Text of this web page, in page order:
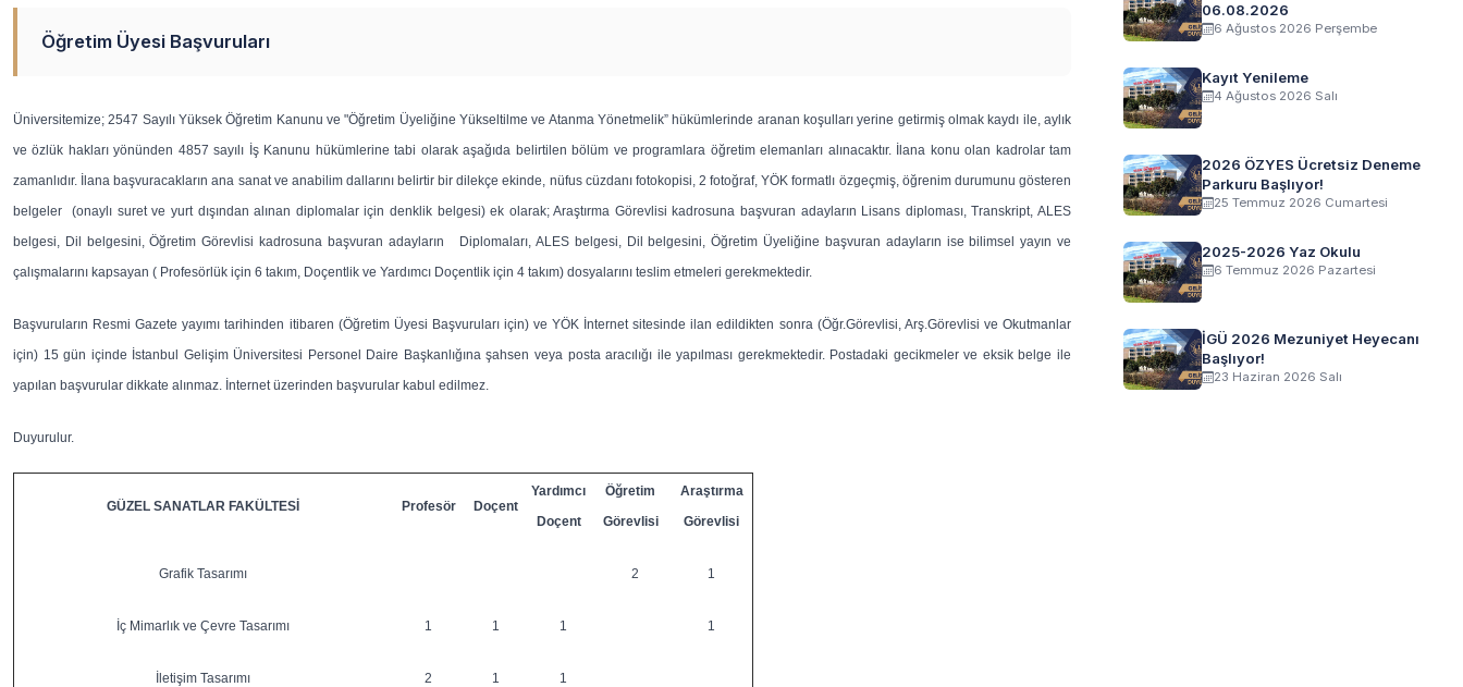
Öğretim Üyesi Başvuruları
Üniversitemize; 2547 Sayılı Yüksek Öğretim Kanunu ve "Öğretim Üyeliğine Yükseltilme ve Atanma Yönetmelik” hükümlerinde aranan koşulları yerine getirmiş olmak kaydı ile, aylık
ve özlük hakları yönünden 4857 sayılı İş Kanunu hükümlerine tabi olarak aşağıda belirtilen bölüm ve programlara öğretim elemanları alınacaktır. İlana konu olan kadrolar tam
zamanlıdır. İlana başvuracakların ana sanat ve anabilim dallarını belirtir bir dilekçe ekinde, nüfus cüzdanı fotokopisi, 2 fotoğraf, YÖK formatlı özgeçmiş, öğrenim durumunu gösteren
belgeler (onaylı suret ve yurt dışından alınan diplomalar için denklik belgesi) ek olarak; Araştırma Görevlisi kadrosuna başvuran adayların Lisans diploması, Transkript, ALES
belgesi, Dil belgesini, Öğretim Görevlisi kadrosuna başvuran adayların Diplomaları, ALES belgesi, Dil belgesini, Öğretim Üyeliğine başvuran adayların ise bilimsel yayın ve
çalışmalarını kapsayan ( Profesörlük için 6 takım, Doçentlik ve Yardımcı Doçentlik için 4 takım) dosyalarını teslim etmeleri gerekmektedir.
Başvuruların Resmi Gazete yayımı tarihinden itibaren (Öğretim Üyesi Başvuruları için) ve YÖK İnternet sitesinde ilan edildikten sonra (Öğr.Görevlisi, Arş.Görevlisi ve Okutmanlar
için) 15 gün içinde İstanbul Gelişim Üniversitesi Personel Daire Başkanlığına şahsen veya posta aracılığı ile yapılması gerekmektedir. Postadaki gecikmeler ve eksik belge ile
yapılan başvurular dikkate alınmaz. İnternet üzerinden başvurular kabul edilmez.
Duyurulur.
GÜZEL SANATLAR FAKÜLTESİ Profesör Doçent
Yardımcı
Doçent
Öğretim
Görevlisi
Araştırma
Görevlisi
Grafik Tasarımı 2 1
İç Mimarlık ve Çevre Tasarımı 1 1 1 1
İletişim Tasarımı 2 1 1
06.08.2026
6 Ağustos 2026 Perşembe
Kayıt Yenileme
4 Ağustos 2026 Salı
2026 ÖZYES Ücretsiz Deneme
Parkuru Başlıyor!
25 Temmuz 2026 Cumartesi
2025-2026 Yaz Okulu
6 Temmuz 2026 Pazartesi
İGÜ 2026 Mezuniyet Heyecanı
Başlıyor!
23 Haziran 2026 Salı